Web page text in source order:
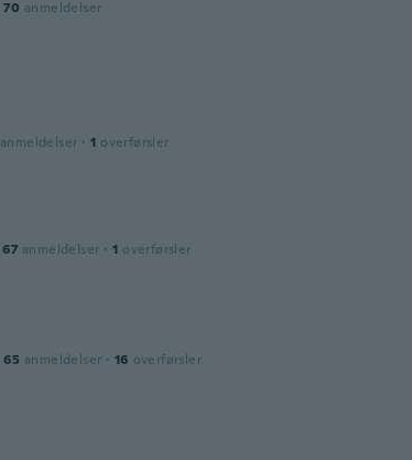
70 anmeldelser
anmeldelser · 1 overførsler
67 anmeldelser · 1 overførsler
65 anmeldelser · 16 overførsler